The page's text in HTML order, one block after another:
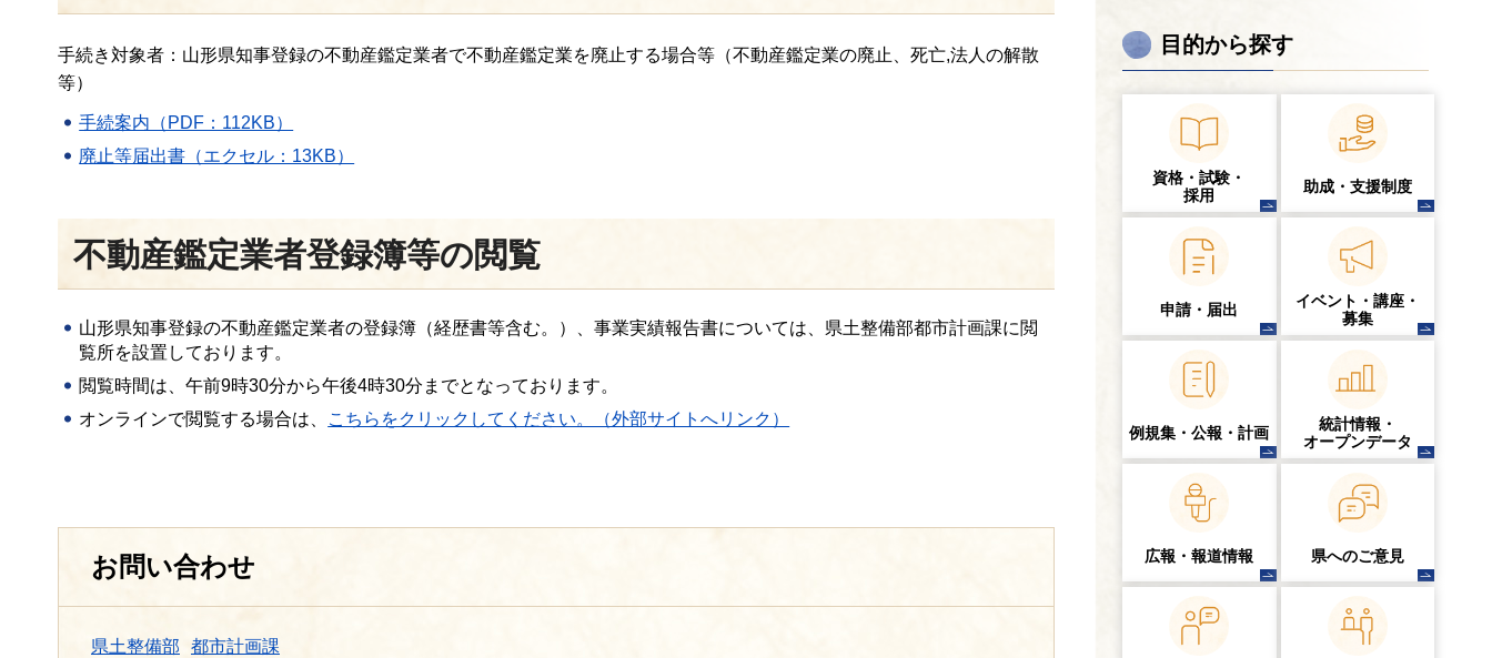
手続き対象者：山形県知事登録の不動産鑑定業者で不動産鑑定業を廃止する場合等（不動産鑑定業の廃止、死亡,法人の解散
等）
手続案内（PDF：112KB）
廃止等届出書（エクセル：13KB）
不動産鑑定業者登録簿等の閲覧
山形県知事登録の不動産鑑定業者の登録簿（経歴書等含む。）、事業実績報告書については、県土整備部都市計画課に閲
覧所を設置しております。
閲覧時間は、午前9時30分から午後4時30分までとなっております。
オンラインで閲覧する場合は、
こちらをクリックしてください。（外部サイトへリンク）
お問い合わせ
県土整備部
都市計画課
目的から探す
資格・試験・
採用
助成・支援制度
申請・届出
イベント・講座・
募集
例規集・公報・計画
統計情報・
オープンデータ
広報・報道情報 県へのご意見